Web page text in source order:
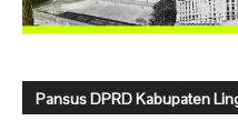
Pansus DPRD Kabupaten